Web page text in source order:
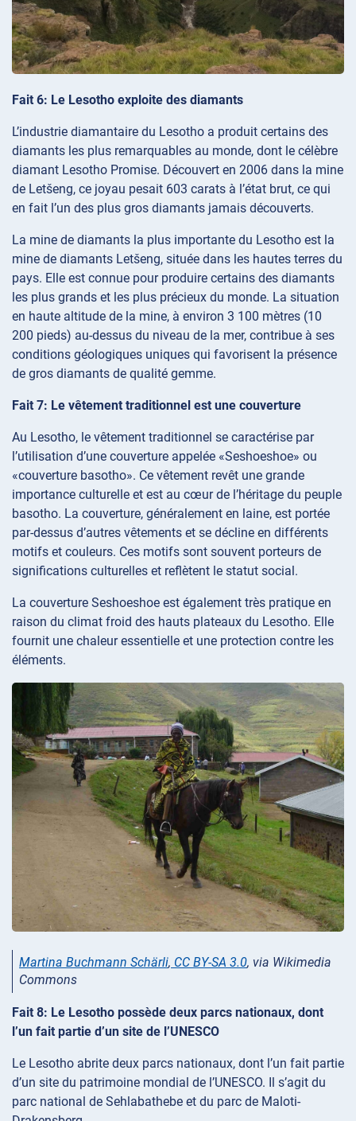
Fait 6: Le Lesotho exploite des diamants
L’industrie diamantaire du Lesotho a produit certains des
diamants les plus remarquables au monde, dont le célèbre
diamant Lesotho Promise. Découvert en 2006 dans la mine
de Letšeng, ce joyau pesait 603 carats à l’état brut, ce qui
en fait l’un des plus gros diamants jamais découverts.
La mine de diamants la plus importante du Lesotho est la
mine de diamants Letšeng, située dans les hautes terres du
pays. Elle est connue pour produire certains des diamants
les plus grands et les plus précieux du monde. La situation
en haute altitude de la mine, à environ 3 100 mètres (10
200 pieds) au-dessus du niveau de la mer, contribue à ses
conditions géologiques uniques qui favorisent la présence
de gros diamants de qualité gemme.
Fait 7: Le vêtement traditionnel est une couverture
Au Lesotho, le vêtement traditionnel se caractérise par
l’utilisation d’une couverture appelée «Seshoeshoe» ou
«couverture basotho». Ce vêtement revêt une grande
importance culturelle et est au cœur de l’héritage du peuple
basotho. La couverture, généralement en laine, est portée
par-dessus d’autres vêtements et se décline en différents
motifs et couleurs. Ces motifs sont souvent porteurs de
significations culturelles et reflètent le statut social.
La couverture Seshoeshoe est également très pratique en
raison du climat froid des hauts plateaux du Lesotho. Elle
fournit une chaleur essentielle et une protection contre les
éléments.
Martina Buchmann Schärli, CC BY-SA 3.0, via Wikimedia
Commons
Fait 8: Le Lesotho possède deux parcs nationaux, dont
l’un fait partie d’un site de l’UNESCO
Le Lesotho abrite deux parcs nationaux, dont l’un fait partie
d’un site du patrimoine mondial de l’UNESCO. Il s’agit du
parc national de Sehlabathebe et du parc de Maloti-